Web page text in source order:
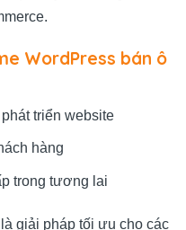
WordPress bán ô
triển website
hàng
trong tương lai
giải pháp tối ưu cho các